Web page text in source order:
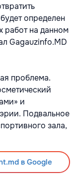
определен
работ на данном
Gagauzinfo.MD
проблема.
и
Подвальное
зала,
в Google